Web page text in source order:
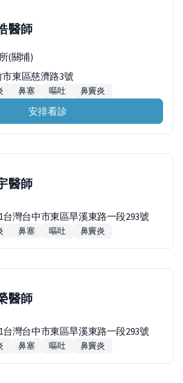
醫師
(關埔)
市東區慈濟路3號
鼻塞 嘔吐 鼻竇炎
安排看診
醫師
台灣台中市東區旱溪東路一段293號
鼻塞 嘔吐 鼻竇炎
醫師
台灣台中市東區旱溪東路一段293號
鼻塞 嘔吐 鼻竇炎